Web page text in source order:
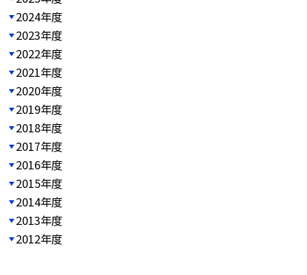
2024年度
2023年度
2022年度
2021年度
2020年度
2019年度
2018年度
2017年度
2016年度
2015年度
2014年度
2013年度
2012年度